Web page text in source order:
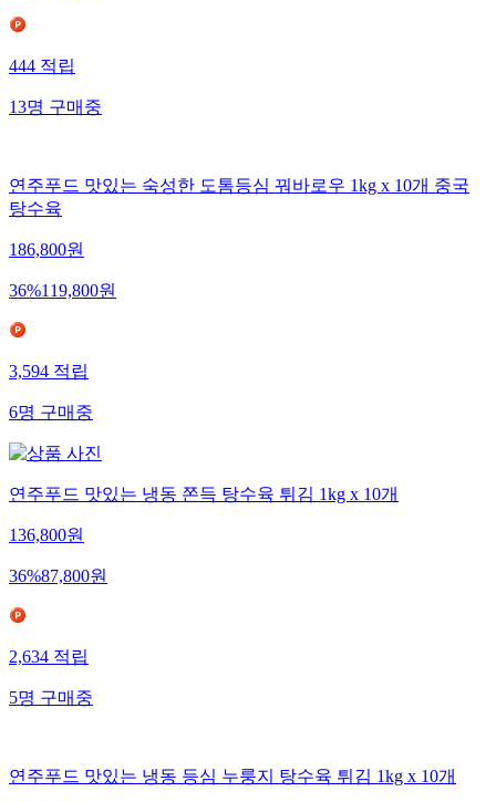
444적립
13명구매중
연주푸드 맛있는 숙성한 도톰등심 꿔바로우 1kg x 10개 중국
탕수육
186,800원
36%119,800원
3,594적립
6명구매중
연주푸드 맛있는 냉동 쫀득 탕수육 튀김 1kg x 10개
136,800원
36%87,800원
2,634적립
5명구매중
연주푸드 맛있는 냉동 등심 누룽지 탕수육 튀김 1kg x 10개